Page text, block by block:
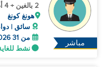
مباشر
2 بالغين + 4 أطفال | كندي
هونغ كونغ
سائق |
من 31 Jul 2026
نشط